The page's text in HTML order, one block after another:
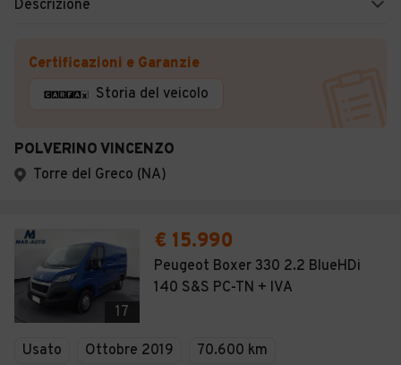
Descrizione
Certificazioni e Garanzie
Storia del veicolo
POLVERINO VINCENZO
Torre del Greco (NA)
17
€ 15.990
Peugeot Boxer 330 2.2 BlueHDi
140 S&S PC-TN + IVA
Usato Ottobre 2019
70.600 km